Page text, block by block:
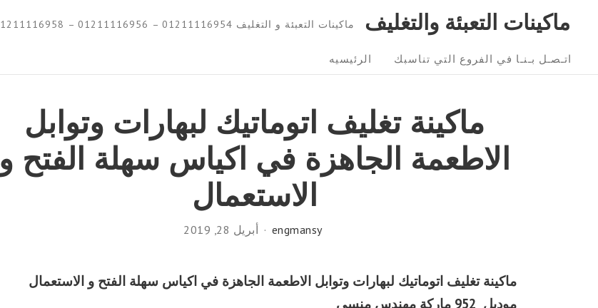
content
ماكينات التعبئة والتغليف ماكينات التعبئة و التغليف 01211116954 – 01211116956 – 01211116958
Site
Navigation
اتـصـل بـنـا في الفروع التي تناسبك الرئيسيه
ماكينة تغليف اتوماتيك لبهارات وتوابل
الاطعمة الجاهزة في اكياس سهلة الفتح و
الاستعمال
engmansy أبريل 28, 2019
ماكينة تغليف اتوماتيك لبهارات وتوابل الاطعمة الجاهزة في اكياس سهلة الفتح و الاستعمال
موديل 952 ماركة مهندس منسي